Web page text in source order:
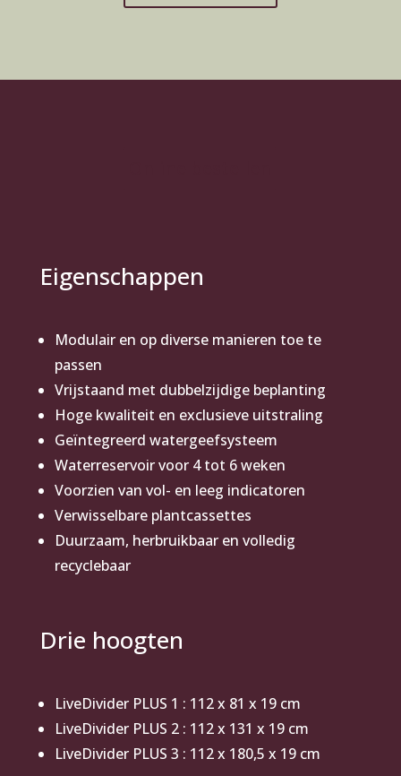
Eigenschappen
Modulair en op diverse manieren toe te
passen
Vrijstaand met dubbelzijdige beplanting
Hoge kwaliteit en exclusieve uitstraling
Geïntegreerd watergeefsysteem
Waterreservoir voor 4 tot 6 weken
Voorzien van vol- en leeg indicatoren
Verwisselbare plantcassettes
Duurzaam, herbruikbaar en volledig
recyclebaar
Drie hoogten
LiveDivider PLUS 1 : 112 x 81 x 19 cm
LiveDivider PLUS 2 : 112 x 131 x 19 cm
LiveDivider PLUS 3 : 112 x 180,5 x 19 cm